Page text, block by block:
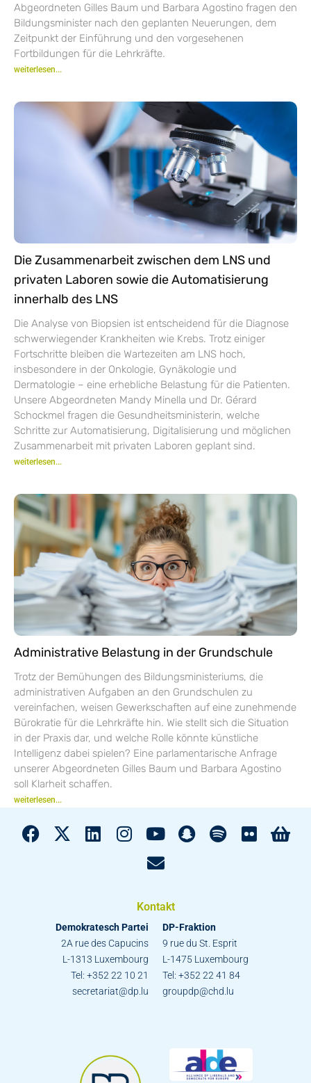
Abgeordneten Gilles Baum und Barbara Agostino fragen den
Bildungsminister nach den geplanten Neuerungen, dem
Zeitpunkt der Einführung und den vorgesehenen
Fortbildungen für die Lehrkräfte.
weiterlesen...
Die Zusammenarbeit zwischen dem LNS und
privaten Laboren sowie die Automatisierung
innerhalb des LNS
Die Analyse von Biopsien ist entscheidend für die Diagnose
schwerwiegender Krankheiten wie Krebs. Trotz einiger
Fortschritte bleiben die Wartezeiten am LNS hoch,
insbesondere in der Onkologie, Gynäkologie und
Dermatologie – eine erhebliche Belastung für die Patienten.
Unsere Abgeordneten Mandy Minella und Dr. Gérard
Schockmel fragen die Gesundheitsministerin, welche
Schritte zur Automatisierung, Digitalisierung und möglichen
Zusammenarbeit mit privaten Laboren geplant sind.
weiterlesen...
Administrative Belastung in der Grundschule
Trotz der Bemühungen des Bildungsministeriums, die
administrativen Aufgaben an den Grundschulen zu
vereinfachen, weisen Gewerkschaften auf eine zunehmende
Bürokratie für die Lehrkräfte hin. Wie stellt sich die Situation
in der Praxis dar, und welche Rolle könnte künstliche
Intelligenz dabei spielen? Eine parlamentarische Anfrage
unserer Abgeordneten Gilles Baum und Barbara Agostino
soll Klarheit schaffen.
weiterlesen...
Kontakt
Demokratesch Partei
2A rue des Capucins
L-1313 Luxembourg
Tel: +352 22 10 21
secretariat@dp.lu
DP-Fraktion
9 rue du St. Esprit
L-1475 Luxembourg
Tel: +352 22 41 84
groupdp@chd.lu